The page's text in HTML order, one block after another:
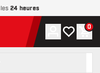
24 heures
d’accueil
Compte
Ma liste0